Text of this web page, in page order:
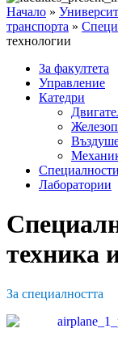
Начало »
транспорта »
технологии
За факултета
Управление
Катедри
Специалности
Лаборатории
техника
За специалността